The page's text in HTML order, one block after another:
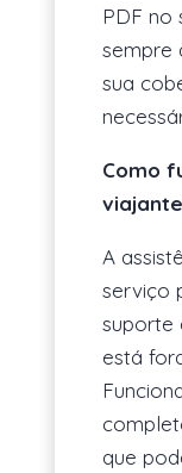
PDF no
sempre
sua
Como
A
serviço
suporte
está
que